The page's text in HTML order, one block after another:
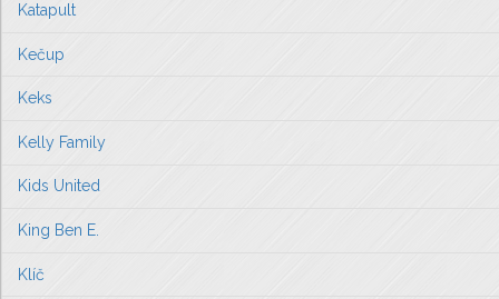
Katapult
Kečup
Keks
Kelly Family
Kids United
King Ben E.
Klíč